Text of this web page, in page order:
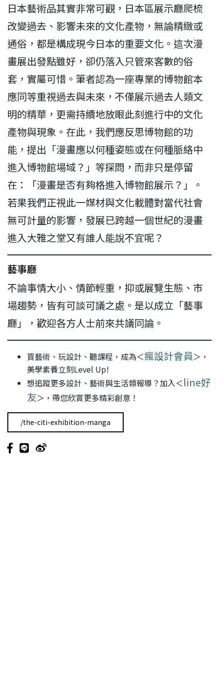
日本藝術品其實非常可觀，日本區展示廳爬梳
改變過去、影響未來的文化產物，無論精緻或
通俗，都是構成現今日本的重要文化。這次漫
畫展出發點雖好，卻仍落入只管來客數的俗
套，實屬可惜。筆者認為一座專業的博物館本
應同等重視過去與未來，不僅展示過去人類文
明的精華，更需持續地放眼此刻進行中的文化
產物與現象。在此，我們應反思博物館的功
能，提出「漫畫應以何種姿態或在何種脈絡中
進入博物館場域？」等探問，而非只是停留
在：「漫畫是否有夠格進入博物館展示？」。
若果我們正視此一媒材與文化載體對當代社會
無可計量的影響，發展已跨越一個世紀的漫畫
進入大雅之堂又有誰人能說不宜呢？
藝事廳
不論事情大小、情節輕重，抑或展覽生態、市
場趨勢，皆有可談可議之處。是以成立「藝事
廳」，歡迎各方人士前來共議同論。
買藝術、玩設計、聽課程，成為＜瘋設計會員＞，
美學素養立刻Level Up!
想追蹤更多設計、藝術與生活類報導？加入＜line好
友＞，帶您欣賞更多精彩創意！
/the-citi-exhibition-manga